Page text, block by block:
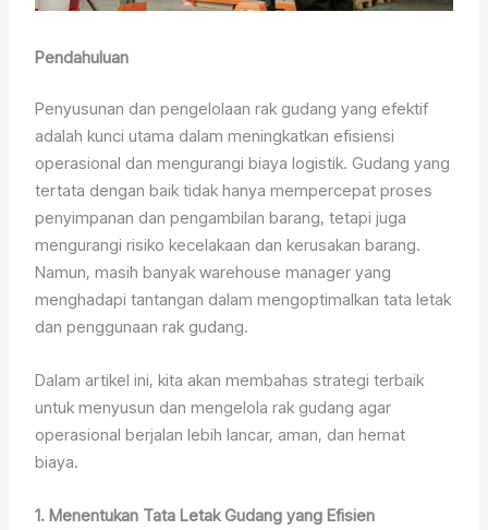
Pendahuluan
Penyusunan dan pengelolaan rak gudang yang efektif
adalah kunci utama dalam meningkatkan efisiensi
operasional dan mengurangi biaya logistik. Gudang yang
tertata dengan baik tidak hanya mempercepat proses
penyimpanan dan pengambilan barang, tetapi juga
mengurangi risiko kecelakaan dan kerusakan barang.
Namun, masih banyak warehouse manager yang
menghadapi tantangan dalam mengoptimalkan tata letak
dan penggunaan rak gudang.
Dalam artikel ini, kita akan membahas strategi terbaik
untuk menyusun dan mengelola rak gudang agar
operasional berjalan lebih lancar, aman, dan hemat
biaya.
1. Menentukan Tata Letak Gudang yang Efisien